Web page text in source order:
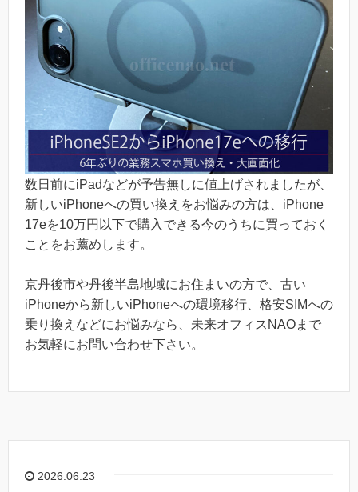
数日前にiPadなどが予告無しに値上げされましたが、
新しいiPhoneへの買い換えをお悩みの方は、iPhone
17eを10万円以下で購入できる今のうちに買っておく
ことをお薦めします。
京丹後市や丹後半島地域にお住まいの方で、古い
iPhoneから新しいiPhoneへの環境移行、格安SIMへの
乗り換えなどにお悩みなら、未来オフィスNAOまで
お気軽にお問い合わせ下さい。
2026.06.23